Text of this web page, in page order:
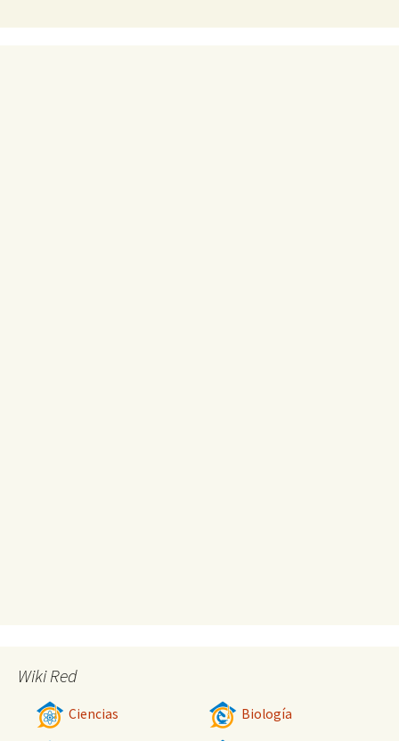
Wiki Red
Ciencias Biología